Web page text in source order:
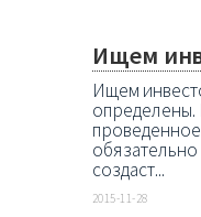
Ищем
Ищем
определены.
создаст...
2015-11-28